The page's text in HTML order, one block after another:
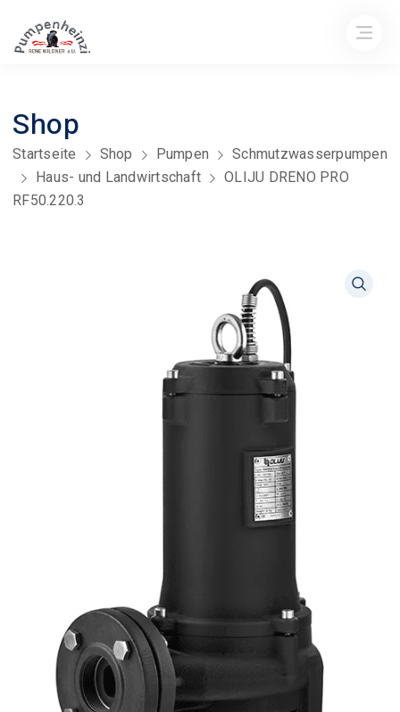
Shop
Startseite Shop Pumpen
Schmutzwasserpumpen
Haus- und Landwirtschaft
OLIJU DRENO PRO
RF50.220.3